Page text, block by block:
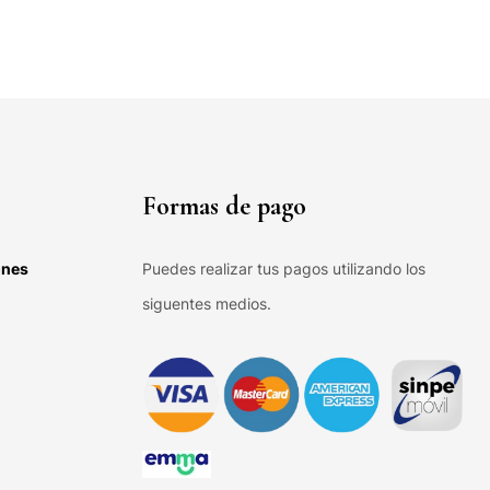
Formas de pago
Puedes realizar tus pagos utilizando los
siguentes medios.